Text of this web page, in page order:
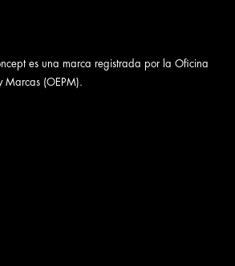
es una marca registrada por la Oficina
Marcas (OEPM).